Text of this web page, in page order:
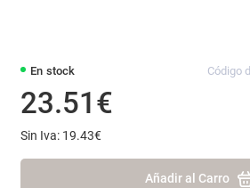
En stock Código
23.51€
Sin Iva: 19.43€
Añadir al Carro